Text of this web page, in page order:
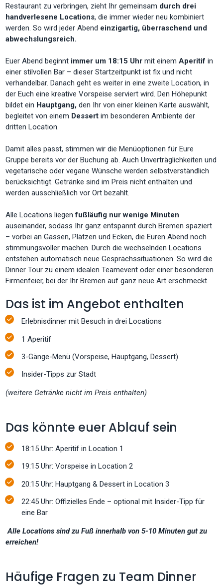
Restaurant zu verbringen, zieht Ihr gemeinsam durch drei
handverlesene Locations, die immer wieder neu kombiniert
werden. So wird jeder Abend einzigartig, überraschend und
abwechslungsreich.
Euer Abend beginnt immer um 18:15 Uhr mit einemAperitif in
einer stilvollen Bar – dieser Startzeitpunkt ist fix und nicht
verhandelbar. Danach geht es weiter in eine zweite Location, in
der Euch eine kreative Vorspeise serviert wird. Den Höhepunkt
bildet ein Hauptgang, den Ihr von einer kleinen Karte auswählt,
begleitet von einem Dessert im besonderen Ambiente der
dritten Location.
Damit alles passt, stimmen wir die Menüoptionen für Eure
Gruppe bereits vor der Buchung ab. Auch Unverträglichkeiten und
vegetarische oder vegane Wünsche werden selbstverständlich
berücksichtigt. Getränke sind im Preis nicht enthalten und
werden ausschließlich vor Ort bezahlt.
Alle Locations liegen fußläufig nur wenige Minuten
auseinander, sodass Ihr ganz entspannt durch Bremen spaziert
– vorbei an Gassen, Plätzen und Ecken, die Euren Abend noch
stimmungsvoller machen. Durch die wechselnden Locations
entstehen automatisch neue Gesprächssituationen. So wird die
Dinner Tour zu einem idealen Teamevent oder einer besonderen
Firmenfeier, bei der Ihr Bremen auf ganz neue Art erschmeckt.
Das ist im Angebot enthalten
Erlebnisdinner mit Besuch in drei Locations
1 Aperitif
3-Gänge-Menü (Vorspeise, Hauptgang, Dessert)
Insider-Tipps zur Stadt
(weitere Getränke nicht im Preis enthalten)
Das könnte euer Ablauf sein
18:15 Uhr: Aperitif in Location 1
19:15 Uhr: Vorspeise in Location 2
20:15 Uhr: Hauptgang & Dessert in Location 3
22:45 Uhr: Offizielles Ende – optional mit Insider-Tipp für
eine Bar
Alle Locations sind zu Fuß innerhalb von 5-10 Minuten gut zu
erreichen!
Häufige Fragen zu Team Dinner